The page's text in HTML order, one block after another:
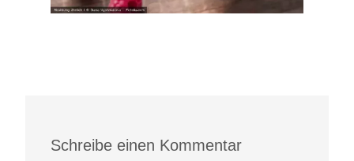
Schreibe einen Kommentar